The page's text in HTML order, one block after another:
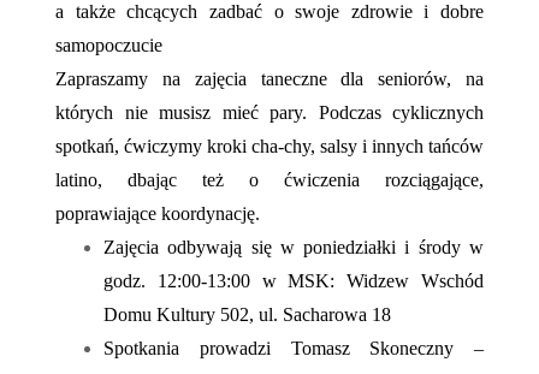
a także chcących zadbać o swoje zdrowie i dobre
samopoczucie
Zapraszamy na zajęcia taneczne dla seniorów, na
których nie musisz mieć pary. Podczas cyklicznych
spotkań, ćwiczymy kroki cha-chy, salsy i innych tańców
latino, dbając też o ćwiczenia rozciągające,
poprawiające koordynację.
Zajęcia odbywają się w poniedziałki i środy w
godz. 12:00-13:00 w MSK: Widzew Wschód
Domu Kultury 502, ul. Sacharowa 18
Spotkania prowadzi Tomasz Skoneczny –